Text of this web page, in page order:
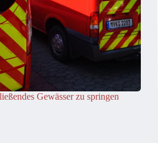
Gewässer zu springen